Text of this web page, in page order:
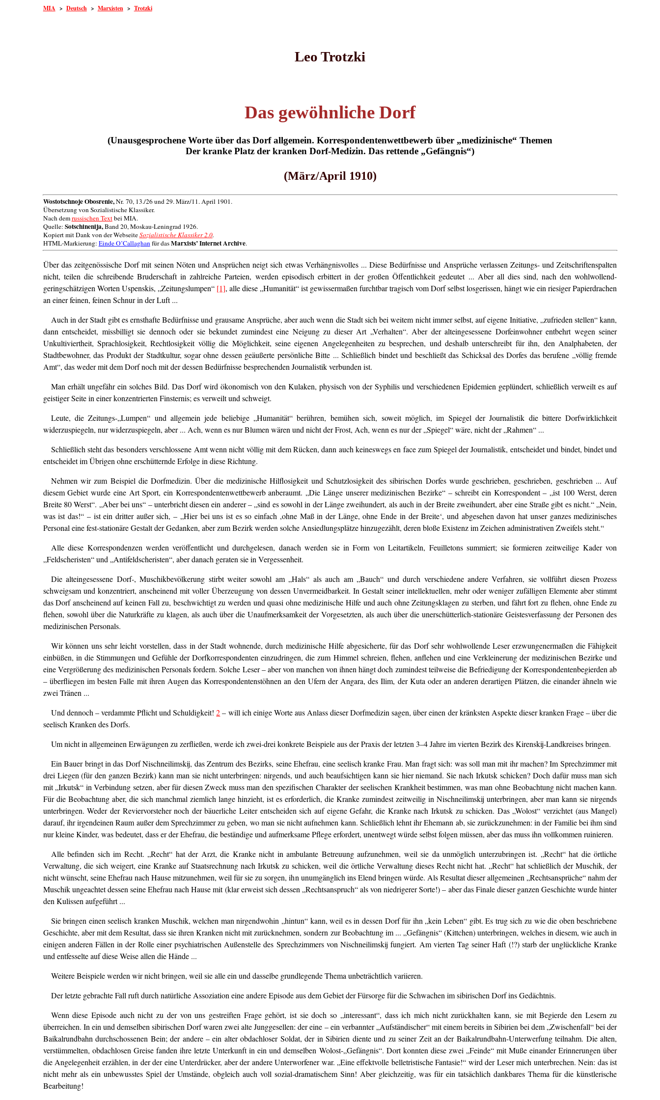
MIA > Deutsch> Marxisten> Trotzki
Leo Trotzki
Das gewöhnliche Dorf
(Unausgesprochene Worte über das Dorf allgemein. Korrespondentenwettbewerb über „medizinische“ Themen
Der kranke Platz der kranken Dorf-Medizin. Das rettende „Gefängnis“)
(März/April 1910)
Wostotschnoje Obosrenie,Nr. 70, 13./26 und 29. März/11. April 1901.
Übersetzung von Sozialistische Klassiker.
Nach demrussischen Textbei MIA.
Quelle: Sotschinenija,Band 20, Moskau-Leningrad 1926.
Kopiert mit Dank von der WebseiteSozialistische Klassiker 2.0.
HTML-Markierung: Einde O’Callaghanfür dasMarxists’ Internet Archive.
Über das zeitgenössische Dorf mit seinen Nöten und Ansprüchen neigt sich etwas Verhängnisvolles ... Diese Bedürfnisse und Ansprüche verlassen Zeitungs- und Zeitschriftenspalten
nicht, teilen die schreibende Bruderschaft in zahlreiche Parteien, werden episodisch erbittert in der großen Öffentlichkeit gedeutet ... Aber all dies sind, nach den wohlwollend-
geringschätzigen Worten Uspenskis, „Zeitungslumpen“ [1], alle diese „Humanität“ ist gewissermaßen furchtbar tragisch vom Dorf selbst losgerissen, hängt wie ein riesiger Papierdrachen
an einer feinen, feinen Schnur in der Luft ...
Auch in der Stadt gibt es ernsthafte Bedürfnisse und grausame Ansprüche, aber auch wenn die Stadt sich bei weitem nicht immer selbst, auf eigene Initiative, „zufrieden stellen“ kann,
dann entscheidet, missbilligt sie dennoch oder sie bekundet zumindest eine Neigung zu dieser Art „Verhalten“. Aber der alteingesessene Dorfeinwohner entbehrt wegen seiner
Unkultiviertheit, Sprachlosigkeit, Rechtlosigkeit völlig die Möglichkeit, seine eigenen Angelegenheiten zu besprechen, und deshalb unterschreibt für ihn, den Analphabeten, der
Stadtbewohner, das Produkt der Stadtkultur, sogar ohne dessen geäußerte persönliche Bitte ... Schließlich bindet und beschließt das Schicksal des Dorfes das berufene „völlig fremde
Amt“, das weder mit dem Dorf noch mit der dessen Bedürfnisse besprechenden Journalistik verbunden ist.
Man erhält ungefähr ein solches Bild. Das Dorf wird ökonomisch von den Kulaken, physisch von der Syphilis und verschiedenen Epidemien geplündert, schließlich verweilt es auf
geistiger Seite in einer konzentrierten Finsternis; es verweilt und schweigt.
Leute, die Zeitungs-„Lumpen“ und allgemein jede beliebige „Humanität“ berühren, bemühen sich, soweit möglich, im Spiegel der Journalistik die bittere Dorfwirklichkeit
widerzuspiegeln, nur widerzuspiegeln, aber ... Ach, wenn es nur Blumen wären und nicht der Frost, Ach, wenn es nur der „Spiegel“ wäre, nicht der „Rahmen“ ...
Schließlich steht das besonders verschlossene Amt wenn nicht völlig mit dem Rücken, dann auch keineswegs en face zum Spiegel der Journalistik, entscheidet und bindet, bindet und
entscheidet im Übrigen ohne erschütternde Erfolge in diese Richtung.
Nehmen wir zum Beispiel die Dorfmedizin. Über die medizinische Hilflosigkeit und Schutzlosigkeit des sibirischen Dorfes wurde geschrieben, geschrieben, geschrieben ... Auf
diesem Gebiet wurde eine Art Sport, ein Korrespondentenwettbewerb anberaumt. „Die Länge unserer medizinischen Bezirke“ – schreibt ein Korrespondent – „ist 100 Werst, deren
Breite 80 Werst“. „Aber bei uns“ – unterbricht diesen ein anderer – „sind es sowohl in der Länge zweihundert, als auch in der Breite zweihundert, aber eine Straße gibt es nicht.“ „Nein,
was ist das!“ – ist ein dritter außer sich, – „Hier bei uns ist es so einfach ,ohne Maß in der Länge, ohne Ende in der Breite‘, und abgesehen davon hat unser ganzes medizinisches
Personal eine fest-stationäre Gestalt der Gedanken, aber zum Bezirk werden solche Ansiedlungsplätze hinzugezählt, deren bloße Existenz im Zeichen administrativen Zweifels steht.“
Alle diese Korrespondenzen werden veröffentlicht und durchgelesen, danach werden sie in Form von Leitartikeln, Feuilletons summiert; sie formieren zeitweilige Kader von
„Feldscheristen“ und „Antifeldscheristen“, aber danach geraten sie in Vergessenheit.
Die alteingesessene Dorf-, Muschikbevölkerung stirbt weiter sowohl am „Hals“ als auch am „Bauch“ und durch verschiedene andere Verfahren, sie vollführt diesen Prozess
schweigsam und konzentriert, anscheinend mit voller Überzeugung von dessen Unvermeidbarkeit. In Gestalt seiner intellektuellen, mehr oder weniger zufälligen Elemente aber stimmt
das Dorf anscheinend auf keinen Fall zu, beschwichtigt zu werden und quasi ohne medizinische Hilfe und auch ohne Zeitungsklagen zu sterben, und fährt fort zu flehen, ohne Ende zu
flehen, sowohl über die Naturkräfte zu klagen, als auch über die Unaufmerksamkeit der Vorgesetzten, als auch über die unerschütterlich-stationäre Geistesverfassung der Personen des
medizinischen Personals.
Wir können uns sehr leicht vorstellen, dass in der Stadt wohnende, durch medizinische Hilfe abgesicherte, für das Dorf sehr wohlwollende Leser erzwungenermaßen die Fähigkeit
einbüßen, in die Stimmungen und Gefühle der Dorfkorrespondenten einzudringen, die zum Himmel schreien, flehen, anflehen und eine Verkleinerung der medizinischen Bezirke und
eine Vergrößerung des medizinischen Personals fordern. Solche Leser – aber von manchen von ihnen hängt doch zumindest teilweise die Befriedigung der Korrespondentenbegierden ab
– überfliegen im besten Falle mit ihren Augen das Korrespondentenstöhnen an den Ufern der Angara, des Ilim, der Kuta oder an anderen derartigen Plätzen, die einander ähneln wie
zwei Tränen ...
Und dennoch – verdammte Pflicht und Schuldigkeit!2– will ich einige Worte aus Anlass dieser Dorfmedizin sagen, über einen der kränksten Aspekte dieser kranken Frage – über die
seelisch Kranken des Dorfs.
Um nicht in allgemeinen Erwägungen zu zerfließen, werde ich zwei-drei konkrete Beispiele aus der Praxis der letzten 3–4 Jahre im vierten Bezirk des Kirenskij-Landkreises bringen.
Ein Bauer bringt in das Dorf Nischneilimskij, das Zentrum des Bezirks, seine Ehefrau, eine seelisch kranke Frau. Man fragt sich: was soll man mit ihr machen? Im Sprechzimmer mit
drei Liegen (für den ganzen Bezirk) kann man sie nicht unterbringen: nirgends, und auch beaufsichtigen kann sie hier niemand. Sie nach Irkutsk schicken? Doch dafür muss man sich
mit „Irkutsk“ in Verbindung setzen, aber für diesen Zweck muss man den spezifischen Charakter der seelischen Krankheit bestimmen, was man ohne Beobachtung nicht machen kann.
Für die Beobachtung aber, die sich manchmal ziemlich lange hinzieht, ist es erforderlich, die Kranke zumindest zeitweilig in Nischneilimskij unterbringen, aber man kann sie nirgends
unterbringen. Weder der Reviervorsteher noch der bäuerliche Leiter entscheiden sich auf eigene Gefahr, die Kranke nach Irkutsk zu schicken. Das „Wolost“ verzichtet (aus Mangel)
darauf, ihr irgendeinen Raum außer dem Sprechzimmer zu geben, wo man sie nicht aufnehmen kann. Schließlich lehnt ihr Ehemann ab, sie zurückzunehmen: in der Familie bei ihm sind
nur kleine Kinder, was bedeutet, dass er der Ehefrau, die beständige und aufmerksame Pflege erfordert, unentwegt würde selbst folgen müssen, aber das muss ihn vollkommen ruinieren.
Alle befinden sich im Recht. „Recht“ hat der Arzt, die Kranke nicht in ambulante Betreuung aufzunehmen, weil sie da unmöglich unterzubringen ist. „Recht“ hat die örtliche
Verwaltung, die sich weigert, eine Kranke auf Staatsrechnung nach Irkutsk zu schicken, weil die örtliche Verwaltung dieses Recht nicht hat. „Recht“ hat schließlich der Muschik, der
nicht wünscht, seine Ehefrau nach Hause mitzunehmen, weil für sie zu sorgen, ihn unumgänglich ins Elend bringen würde. Als Resultat dieser allgemeinen „Rechtsansprüche“ nahm der
Muschik ungeachtet dessen seine Ehefrau nach Hause mit (klar erweist sich dessen „Rechtsanspruch“ als von niedrigerer Sorte!) – aber das Finale dieser ganzen Geschichte wurde hinter
den Kulissen aufgeführt ...
Sie bringen einen seelisch kranken Muschik, welchen man nirgendwohin „hintun“ kann, weil es in dessen Dorf für ihn „kein Leben“ gibt. Es trug sich zu wie die oben beschriebene
Geschichte, aber mit dem Resultat, dass sie ihren Kranken nicht mit zurücknehmen, sondern zur Beobachtung im ... „Gefängnis“ (Kittchen) unterbringen, welches in diesem, wie auch in
einigen anderen Fällen in der Rolle einer psychiatrischen Außenstelle des Sprechzimmers von Nischneilimskij fungiert. Am vierten Tag seiner Haft (!?) starb der unglückliche Kranke
und entfesselte auf diese Weise allen die Hände ...
Weitere Beispiele werden wir nicht bringen, weil sie alle ein und dasselbe grundlegende Thema unbeträchtlich variieren.
Der letzte gebrachte Fall ruft durch natürliche Assoziation eine andere Episode aus dem Gebiet der Fürsorge für die Schwachen im sibirischen Dorf ins Gedächtnis.
Wenn diese Episode auch nicht zu der von uns gestreiften Frage gehört, ist sie doch so „interessant“, dass ich mich nicht zurückhalten kann, sie mit Begierde den Lesern zu
überreichen. In ein und demselben sibirischen Dorf waren zwei alte Junggesellen: der eine – ein verbannter „Aufständischer“ mit einem bereits in Sibirien bei dem „Zwischenfall“ bei der
Baikalrundbahn durchschossenen Bein; der andere – ein alter obdachloser Soldat, der in Sibirien diente und zu seiner Zeit an der Baikalrundbahn-Unterwerfung teilnahm. Die alten,
verstümmelten, obdachlosen Greise fanden ihre letzte Unterkunft in ein und demselben Wolost-„Gefängnis“. Dort konnten diese zwei „Feinde“ mit Muße einander Erinnerungen über
die Angelegenheit erzählen, in der der eine Unterdrücker, aber der andere Unterworfener war. „Eine effektvolle belletristische Fantasie!“ wird der Leser mich unterbrechen. Nein: das ist
nicht mehr als ein unbewusstes Spiel der Umstände, obgleich auch voll sozial-dramatischem Sinn! Aber gleichzeitig, was für ein tatsächlich dankbares Thema für die künstlerische
Bearbeitung!